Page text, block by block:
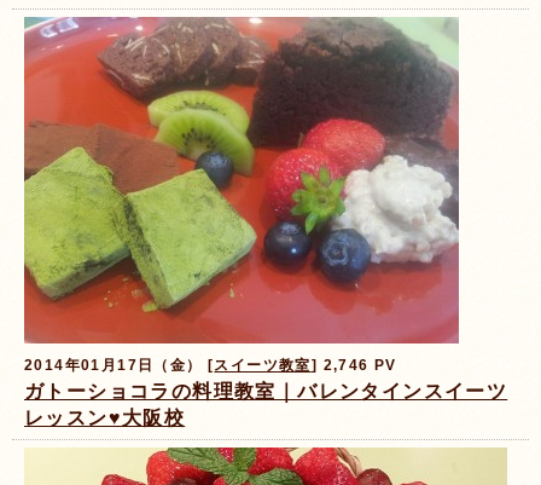
2014年01月17日（金） [スイーツ教室] 2,746 PV
ガトーショコラの料理教室｜バレンタインスイーツ
レッスン♥大阪校